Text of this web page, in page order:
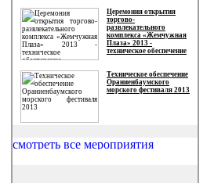
Церемония открытия
торгово-
развлекательного
комплекса «Жемчужная
Плаза» 2013 -
техническое обеспечение
Техническое обеспечение
Ораниенбаумского
морского фестиваля 2013